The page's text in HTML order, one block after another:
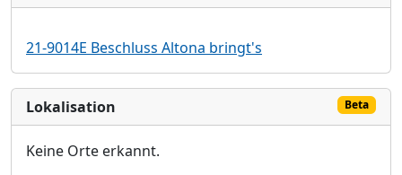
21-9014E Beschluss Altona bringt's
Lokalisation Beta
Keine Orte erkannt.